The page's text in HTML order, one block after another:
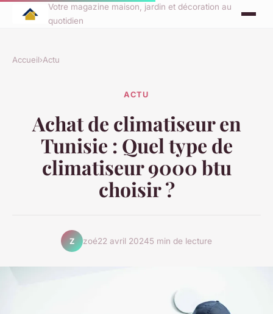
Votre magazine maison, jardin et décoration au
quotidien
Accueil›Actu
ACTU
Achat de climatiseur en
Tunisie : Quel type de
climatiseur 9000 btu
choisir ?
Z zoé22 avril 20245 min de lecture